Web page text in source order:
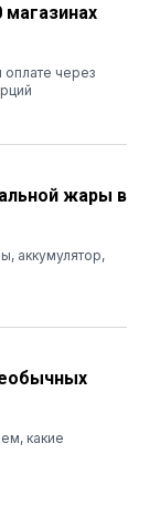
оплате через
жары в
аккумулятор,
какие